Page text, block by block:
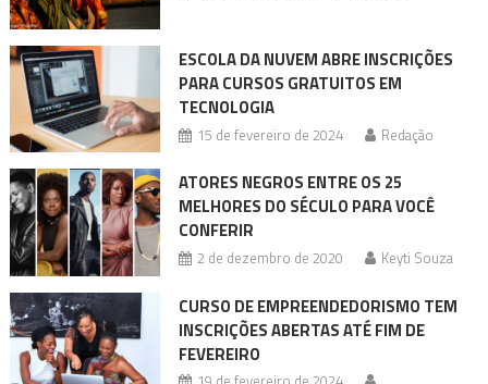
ESCOLA DA NUVEM ABRE INSCRIÇÕES
PARA CURSOS GRATUITOS EM
TECNOLOGIA
15 de fevereiro de 2024 Redação
ATORES NEGROS ENTRE OS 25
MELHORES DO SÉCULO PARA VOCÊ
CONFERIR
2 de dezembro de 2020 Keyti Souza
CURSO DE EMPREENDEDORISMO TEM
INSCRIÇÕES ABERTAS ATÉ FIM DE
FEVEREIRO